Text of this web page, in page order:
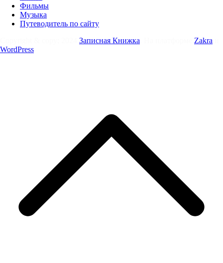
Фильмы
Музыка
Путеводитель по сайту
Записная Книжка Zakra
WordPress